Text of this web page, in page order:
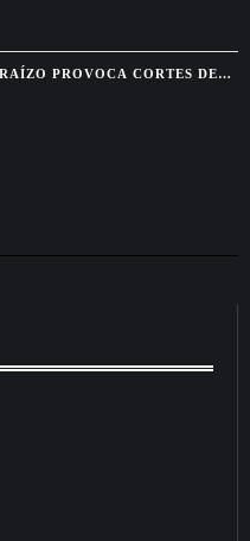
PROVOCA CORTES DE